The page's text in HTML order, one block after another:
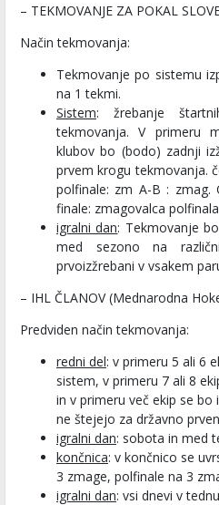
– TEKMOVANJE ZA POKAL
Način tekmovanja:
Tekmovanje po sistemu
na 1 tekmi.
Sistem: žrebanje
tekmovanja.V primeru
klubov bo (bodo) zadnji
prvem krogu tekmovanja.
polfinale: zm A-B : zmag.
finale: zmagovalca polfinala
igralni dan: Tekmovanje
med sezono na
prvoizžrebani v vsakem
– IHL ČLANOV (Mednarodna
Predviden način tekmovanja:
redni del: v primeru 5 ali 6
sistem, v primeru 7 ali 8
in v primeru več ekip se
ne štejejo za državno
igralni dan: sobota in med
končnica: v končnico se
3 zmage, polfinale na 3
igralni dan: vsi dnevi v tednu